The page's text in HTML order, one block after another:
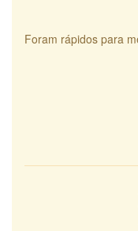
Foram rápidos para